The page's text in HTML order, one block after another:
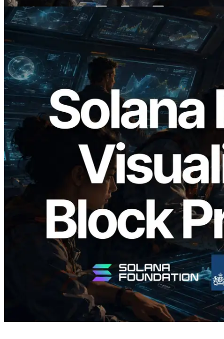
2026.05.24
Validators Solutions lance le Solana Block
Analyzer — Visualisation du temps de
production de bloc par slot et des
validateurs assignés